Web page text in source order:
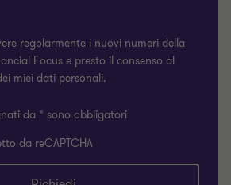
regolarmente i nuovi numeri della
Focus e presto il consenso al
miei dati personali.
da * sono obbligatori
da reCAPTCHA